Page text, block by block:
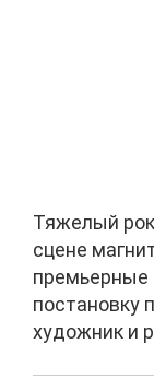
Тяжелый
сцене
премьерные
постановку
художник и